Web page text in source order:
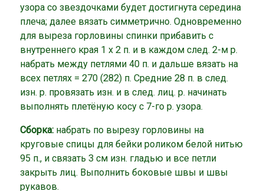
узора со звездочками будет достигнута середина
плеча; далее вязать симметрично. Одновременно
для выреза горловины спинки прибавить с
внутреннего края 1 х 2 п. и в каждом след. 2-м р.
набрать между петлями 40 п. и дальше вязать на
всех петлях = 270 (282) п. Средние 28 п. в след.
изн. р. провязать изн. и в след. лиц. р. начинать
выполнять плетёную косу с 7-го р. узора.
Сборка: набрать по вырезу горловины на
круговые спицы для бейки роликом белой нитью
95 п., и связать 3 см изн. гладью и все петли
закрыть лиц. Выполнить боковые швы и швы
рукавов.